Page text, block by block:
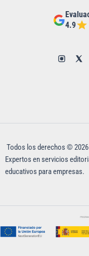
4.9
Todos los derechos © 2026
Expertos en servicios
educativos para empresas.